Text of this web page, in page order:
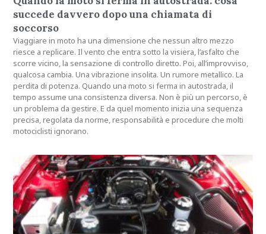
succede davvero dopo una chiamata di
soccorso
Viaggiare in moto ha una dimensione che nessun altro mezzo
riesce a replicare. Il vento che entra sotto la visiera, l’asfalto che
scorre vicino, la sensazione di controllo diretto. Poi, all’improvviso,
qualcosa cambia. Una vibrazione insolita. Un rumore metallico. La
perdita di potenza. Quando una moto si ferma in autostrada, il
tempo assume una consistenza diversa. Non è più un percorso, è
un problema da gestire. E da quel momento inizia una sequenza
precisa, regolata da norme, responsabilità e procedure che molti
motociclisti ignorano.